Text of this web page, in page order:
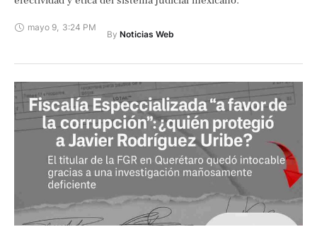
mayo 9, 3:24 PM
By Noticias Web